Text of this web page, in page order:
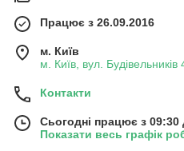
Працює з 26.09.2016
м. Київ
м. Київ, вул. Будівельників
Контакти
Сьогодні працює з 09:30
Показати весь графік